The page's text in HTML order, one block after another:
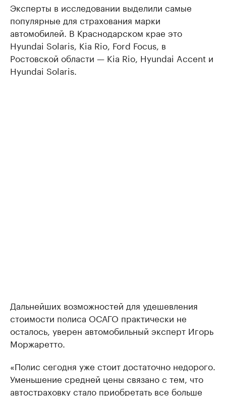
Эксперты в исследовании выделили самые
популярные для страхования марки
автомобилей. В Краснодарском крае это
Hyundai Solaris, Kia Rio, Ford Focus, в
Ростовской области — Kia Rio, Hyundai Accent и
Hyundai Solaris.
Дальнейших возможностей для удешевления
стоимости полиса ОСАГО практически не
осталось, уверен автомобильный эксперт Игорь
Моржаретто.
«Полис сегодня уже стоит достаточно недорого.
Уменьшение средней цены связано с тем, что
автостраховку стало приобретать все больше